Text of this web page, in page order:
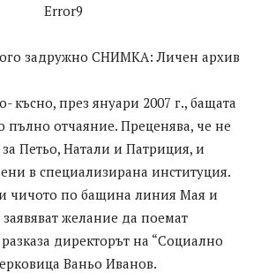
Error9
задружно СНИМКА: Личен архив
късно, през януари 2007 г., бащата
пълно отчаяние. Преценява, че не
Петьо, Натали и Патриция, и
в специализирана институция.
и чичото по бащина линия Мая и
желание да поемат
директорът на “Социално
Ваньо Иванов.